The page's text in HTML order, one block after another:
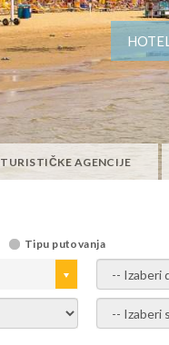
TURISTIČKE AGENCIJE
Tipu putovanja
- izaberi
- Izaberite